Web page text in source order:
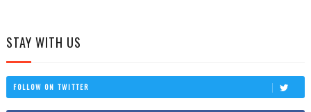
STAY WITH US
FOLLOW ON TWITTER